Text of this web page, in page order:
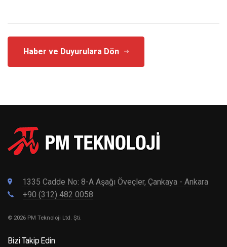
Haber ve Duyurulara Dön
1335 Cadde No: 8-A Aşağı Öveçler, Çankaya - Ankara
+90 (312) 482 0058
© 2026 PM Teknoloji Ltd. Şti.
Bizi Takip Edin